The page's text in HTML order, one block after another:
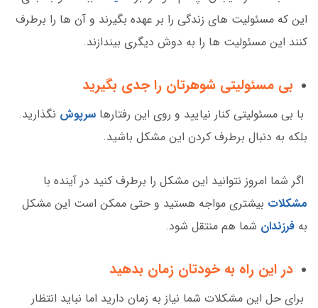
این که مسئولیت های زندگی را بر عهده بگیرند و آن ها را برطرف
کنند این مسئولیت ها را به دوش دیگری بیندازند.
بی مسئولیتی شوهرتان را جدی بگیرید
با بی مسئولیتی کنار نیایید و روی این رفتارها سرپوش نگذارید.
بلکه به دنبال برطرف کردن این مشکل باشید.
اگر شما امروز نتوانید این مشکل را برطرف کنید در آینده با
مشکلات بیشتری مواجه هستید و حتی ممکن است این مشکل
به فرزندان شما هم منتقل شود.
در این راه به خودتان زمان بدهید
برای حل این مشکلات شما نیاز به زمان دارید اما نباید انتظار